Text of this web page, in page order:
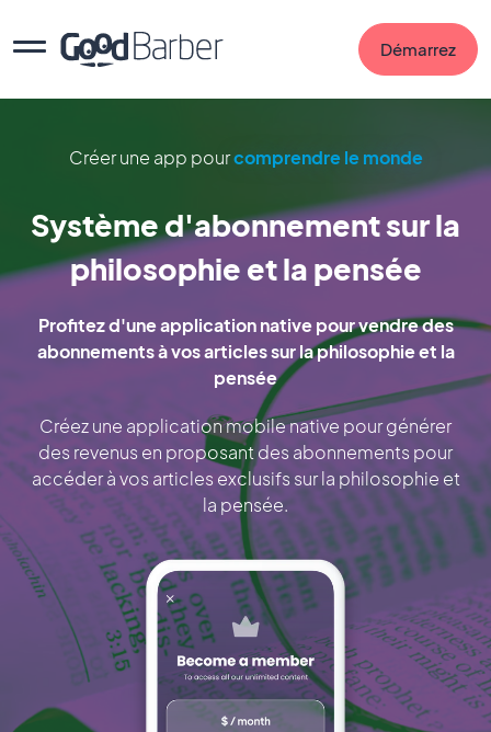
Démarrez
Créer une app pourcomprendre le monde
Système d'abonnement sur la
philosophie et la pensée
Profitez d'une application native pour vendre des
abonnements à vos articles sur la philosophie et la
pensée
Créez une application mobile native pour générer
des revenus en proposant des abonnements pour
accéder à vos articles exclusifs sur la philosophie et
la pensée.